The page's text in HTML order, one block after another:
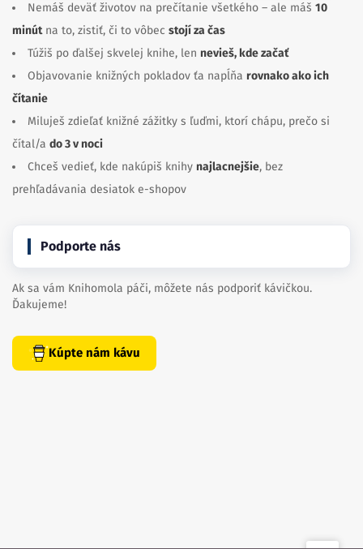
Nemáš deväť životov na prečítanie všetkého – ale máš 10
minútna to, zistiť, či to vôbec stojí za čas
Túžiš po ďalšej skvelej knihe, len nevieš, kde začať
Objavovanie knižných pokladov ťa napĺňa rovnako ako ich
čítanie
Miluješ zdieľať knižné zážitky s ľuďmi, ktorí chápu, prečo si
čítal/a do 3 v noci
Chceš vedieť, kde nakúpiš knihy najlacnejšie, bez
prehľadávania desiatok e-shopov
Podporte nás
Ak sa vám Knihomola páči, môžete nás podporiť kávičkou.
Ďakujeme!
Kúpte nám kávu